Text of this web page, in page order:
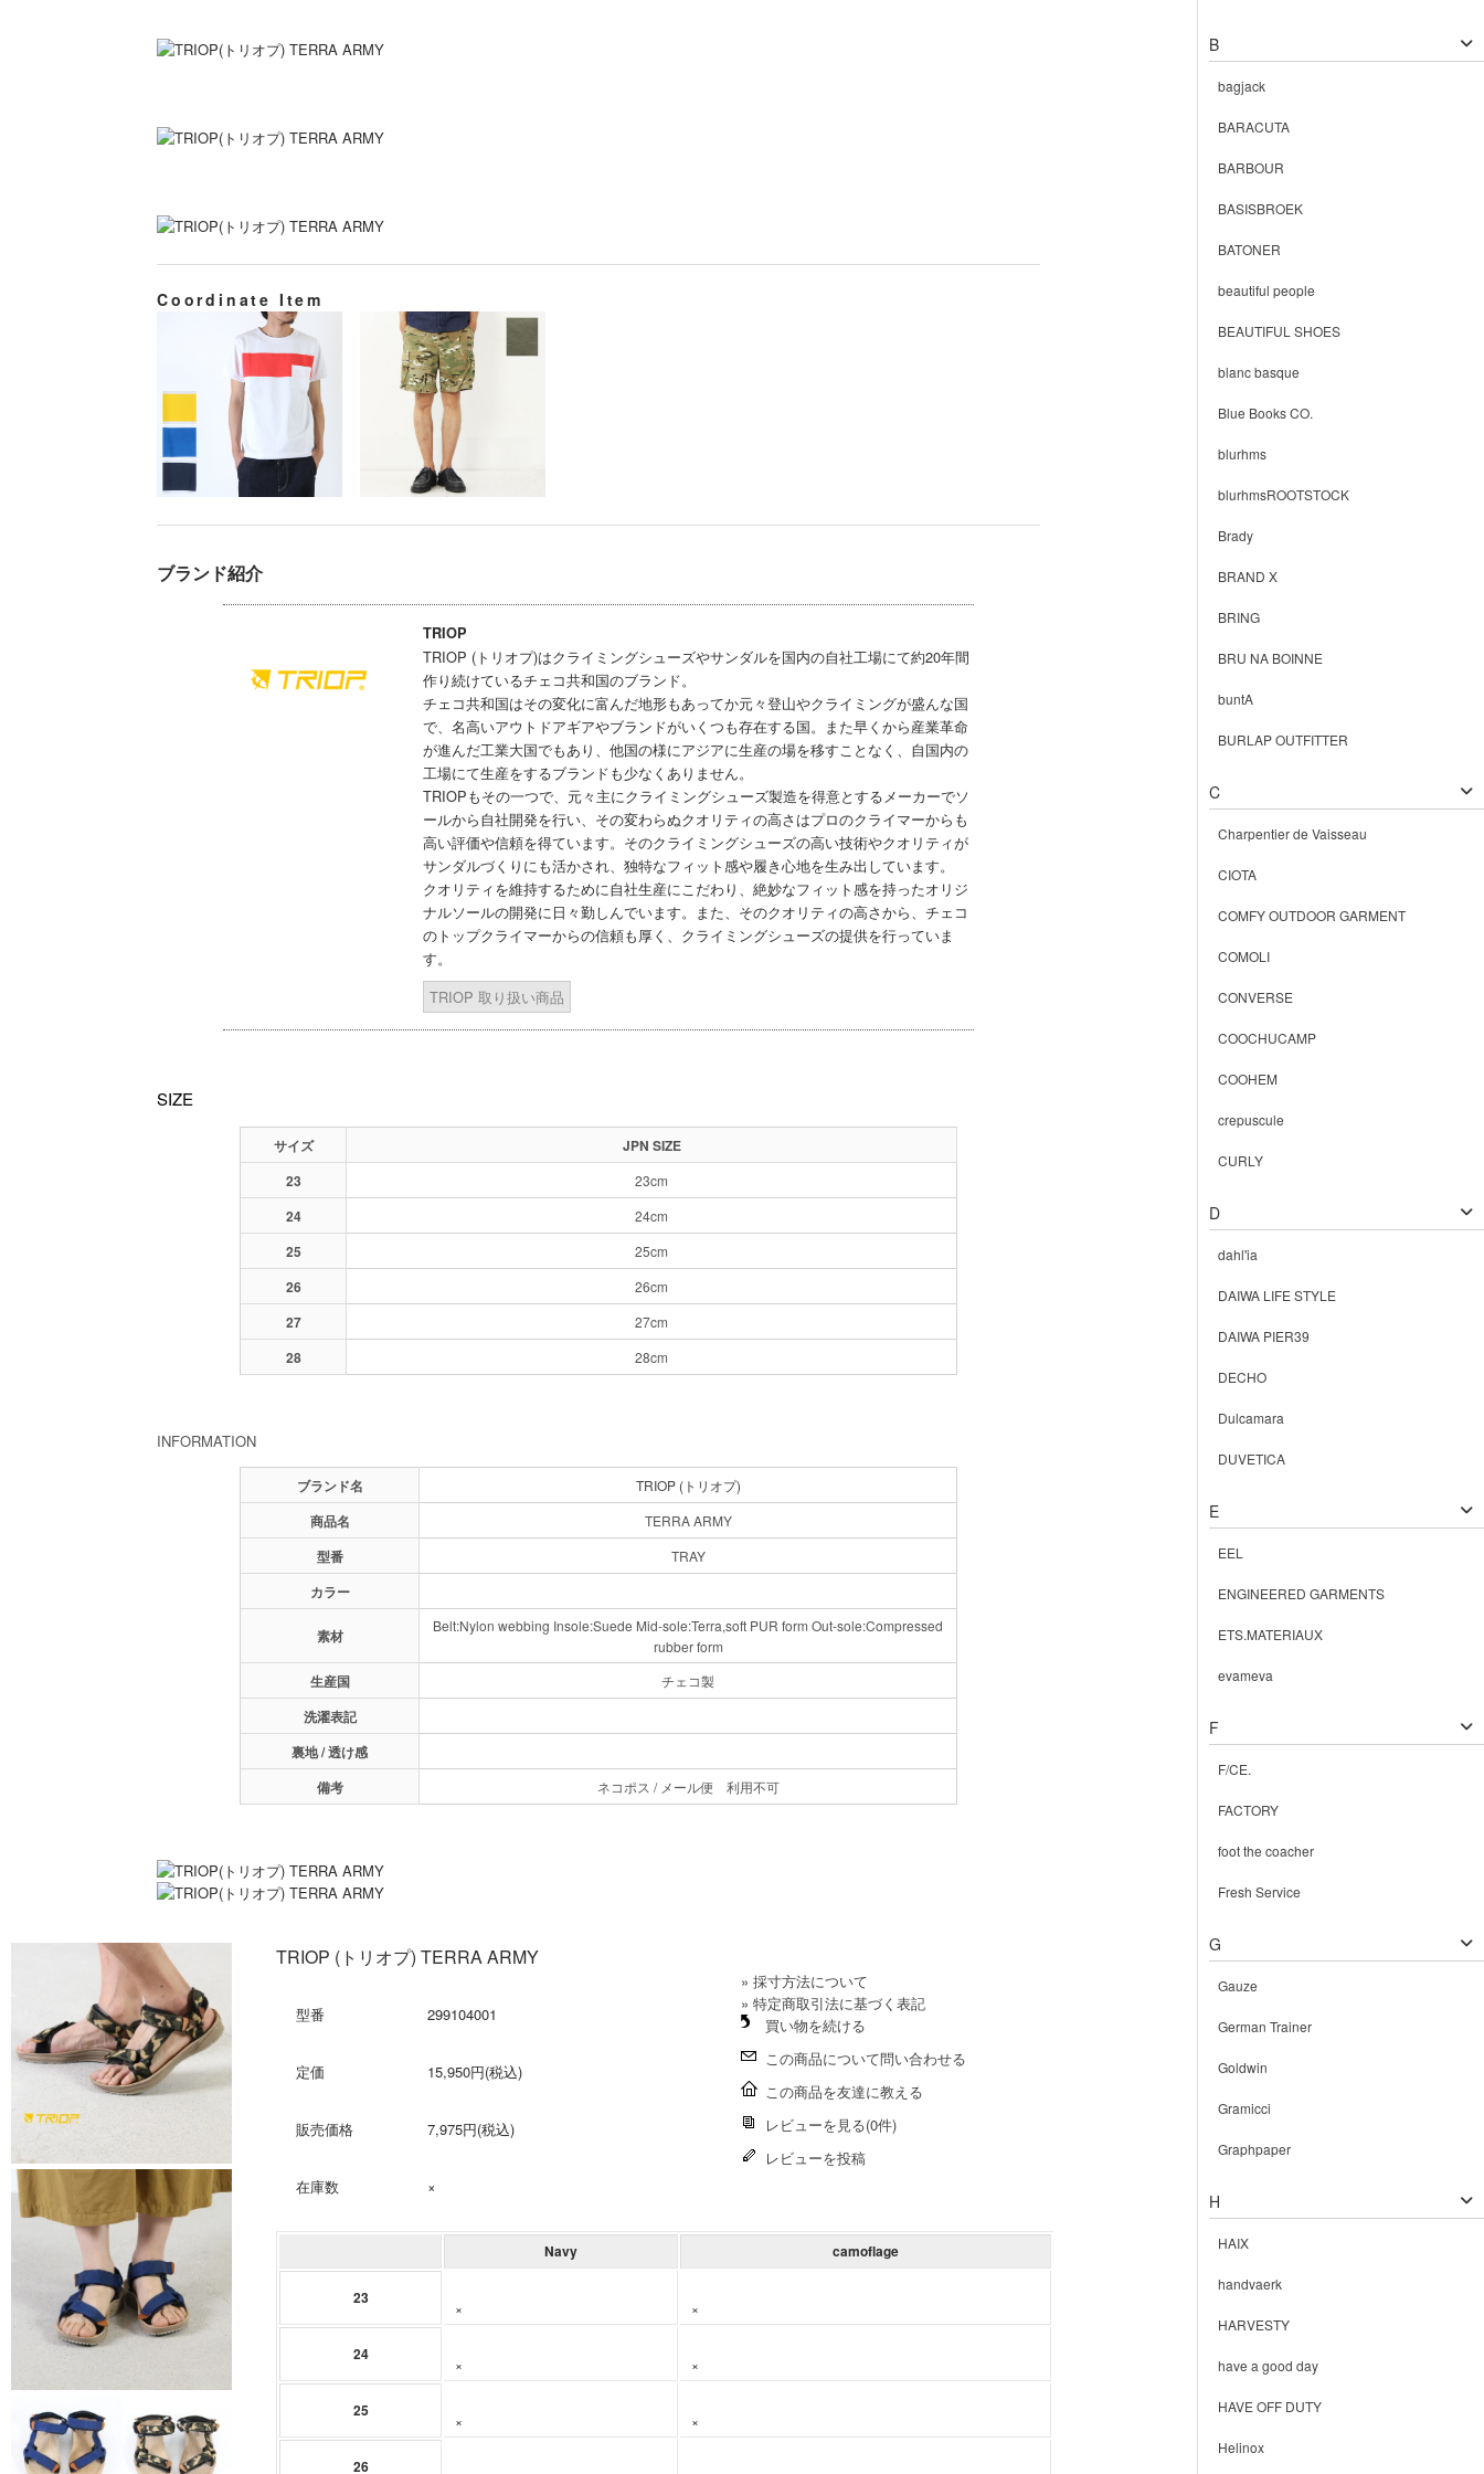
Coordinate Item
ブランド紹介
TRIOP
TRIOP (トリオプ)はクライミングシューズやサンダルを国内の自社工場にて約20年間
作り続けているチェコ共和国のブランド。
チェコ共和国はその変化に富んだ地形もあってか元々登山やクライミングが盛んな国
で、名高いアウトドアギアやブランドがいくつも存在する国。また早くから産業革命
が進んだ工業大国でもあり、他国の様にアジアに生産の場を移すことなく、自国内の
工場にて生産をするブランドも少なくありません。
TRIOPもその一つで、元々主にクライミングシューズ製造を得意とするメーカーでソ
ールから自社開発を行い、その変わらぬクオリティの高さはプロのクライマーからも
高い評価や信頼を得ています。そのクライミングシューズの高い技術やクオリティが
サンダルづくりにも活かされ、独特なフィット感や履き心地を生み出しています。
クオリティを維持するために自社生産にこだわり、絶妙なフィット感を持ったオリジ
ナルソールの開発に日々勤しんでいます。また、そのクオリティの高さから、チェコ
のトップクライマーからの信頼も厚く、クライミングシューズの提供を行っていま
す。
TRIOP 取り扱い商品
SIZE
サイズ
JPN SIZE
23
23cm
24 24cm
25 25cm
26 26cm
27 27cm
28 28cm
INFORMATION
ブランド名 TRIOP (トリオプ)
商品名 TERRA ARMY
型番 TRAY
カラー
素材
Belt:Nylon webbing Insole:Suede Mid-sole:Terra,soft PUR form Out-sole:Compressed
rubber form
生産国 チェコ製
洗濯表記
裏地 / 透け感
備考
ネコポス / メール便 利用不可
TRIOP (トリオプ) TERRA ARMY
型番 299104001
定価 15,950円(税込)
販売価格 7,975円(税込)
在庫数 ×
» 採寸方法について
» 特定商取引法に基づく表記
買い物を続ける
この商品について問い合わせる
この商品を友達に教える
レビューを見る(0件)
レビューを投稿
Navy camoflage
23
× ×
24
× ×
25
× ×
26
B
bagjack
BARACUTA
BARBOUR
BASISBROEK
BATONER
beautiful people
BEAUTIFUL SHOES
blanc basque
Blue Books CO.
blurhms
blurhmsROOTSTOCK
Brady
BRAND X
BRING
BRU NA BOINNE
buntA
BURLAP OUTFITTER
C
Charpentier de Vaisseau
CIOTA
COMFY OUTDOOR GARMENT
COMOLI
CONVERSE
COOCHUCAMP
COOHEM
crepuscule
CURLY
D
dahl'ia
DAIWA LIFE STYLE
DAIWA PIER39
DECHO
Dulcamara
DUVETICA
E
EEL
ENGINEERED GARMENTS
ETS.MATERIAUX
evameva
F
F/CE.
FACTORY
foot the coacher
Fresh Service
G
Gauze
German Trainer
Goldwin
Gramicci
Graphpaper
H
HAIX
handvaerk
HARVESTY
have a good day
HAVE OFF DUTY
Helinox